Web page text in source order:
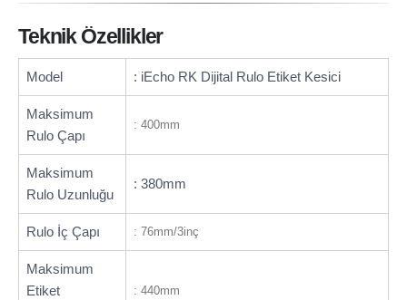
Teknik Özellikler
Model : iEcho RK Dijital Rulo Etiket Kesici
Maksimum
Rulo Çapı
: 400mm
Maksimum
Rulo Uzunluğu
: 380mm
Rulo İç Çapı : 76mm/3inç
Maksimum
Etiket
: 440mm